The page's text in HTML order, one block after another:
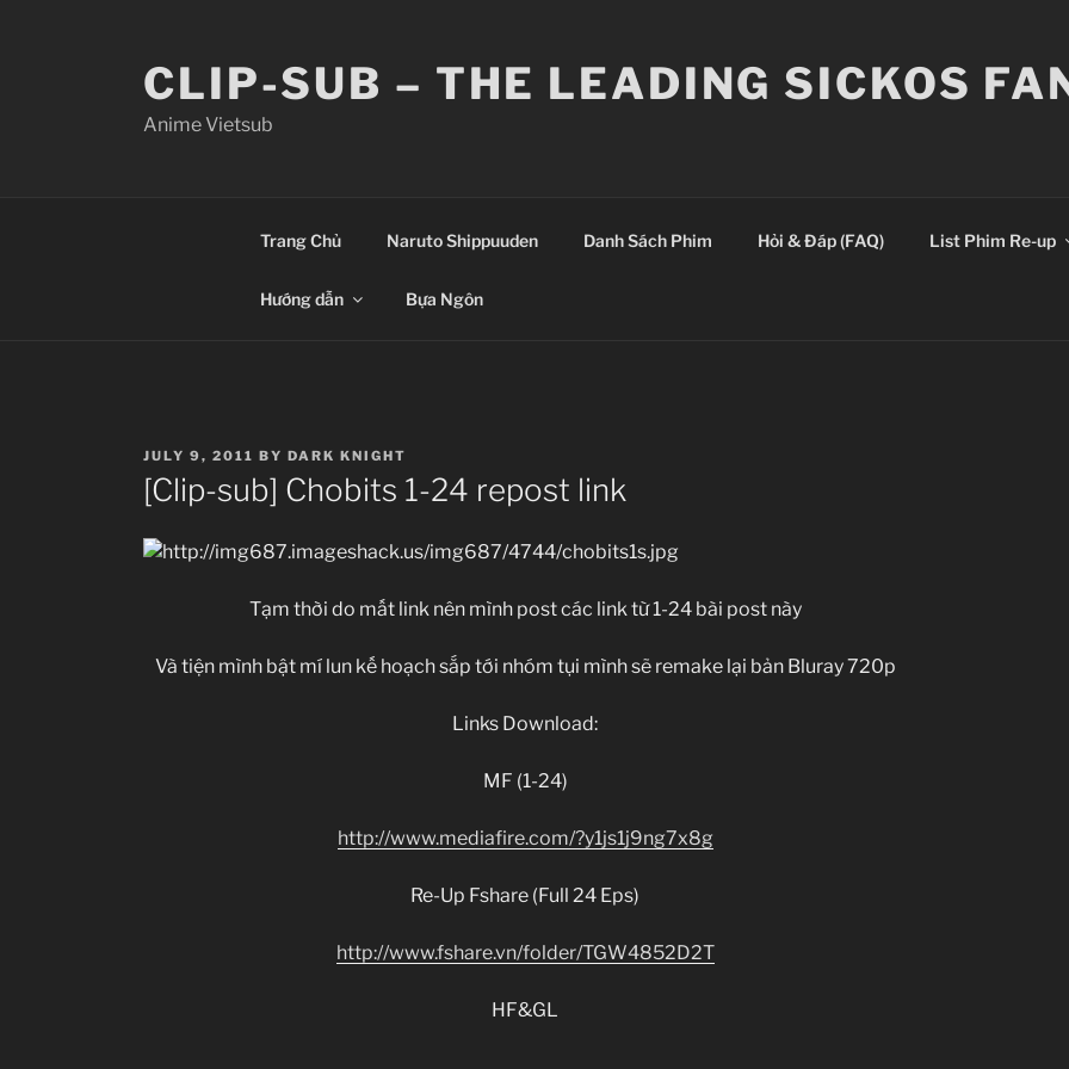
CLIP-SUB – THE LEADING SICKOS
Anime Vietsub
Trang Chủ Naruto Shippuuden Danh Sách Phim Hỏi & Đáp (FAQ) List Phim Re-up
Hướng dẫn Bựa Ngôn
POSTED
ON
JULY 9, 2011 BY DARK KNIGHT
[Clip-sub] Chobits 1-24 repost link
Tạm thời do mất link nên mình post các link từ 1-24 bài post này
Và tiện mình bật mí lun kế hoạch sắp tới nhóm tụi mình sẽ remake lại bản Bluray 720p
Links Download:
MF (1-24)
http://www.mediafire.com/?y1js1j9ng7x8g
Re-Up Fshare (Full 24 Eps)
http://www.fshare.vn/folder/TGW4852D2T
HF&GL